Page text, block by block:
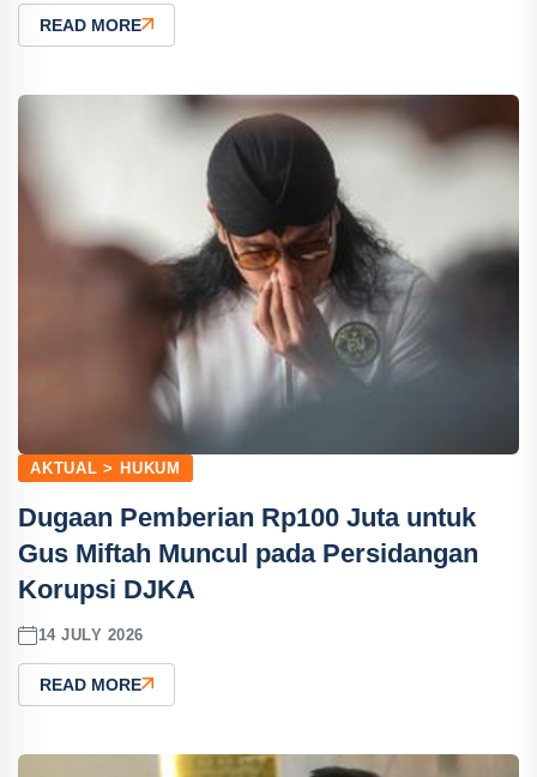
READ MORE
AKTUAL > HUKUM
Dugaan Pemberian Rp100 Juta untuk
Gus Miftah Muncul pada Persidangan
Korupsi DJKA
14 JULY 2026
READ MORE